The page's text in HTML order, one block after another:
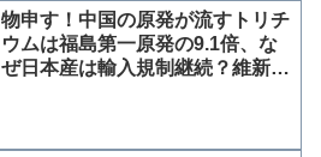
務大臣の見解を質しています。 亀井議
員は島根県選出の議員...
物申す！中国の原発が流すトリチ
ウムは福島第一原発の9.1倍、な
ぜ日本産は輸入規制継続？維新・